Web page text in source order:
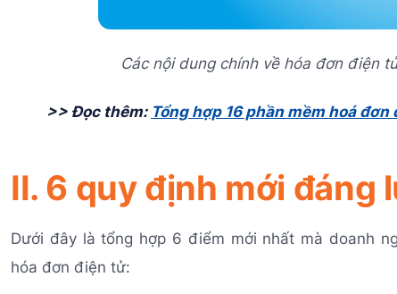
Các nội dung chính về hóa đơn điện
>> Đọc thêm: Tổng hợp 16 phần mềm hoá
II. 6 quy định mới đáng
Dưới đây là tổng hợp 6 điểm mới nhất mà doanh
hóa đơn điện tử: